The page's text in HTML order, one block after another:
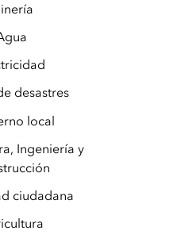
desastres
local
Ingeniería y
ciudadana